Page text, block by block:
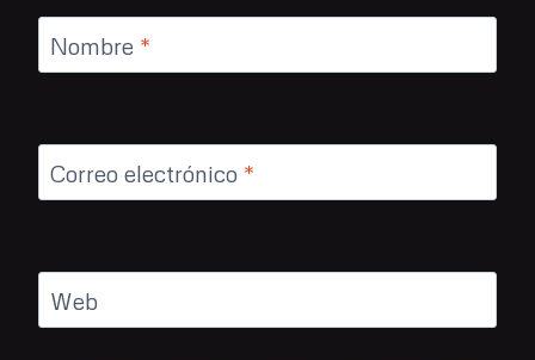
Nombre *
Correo electrónico *
Web